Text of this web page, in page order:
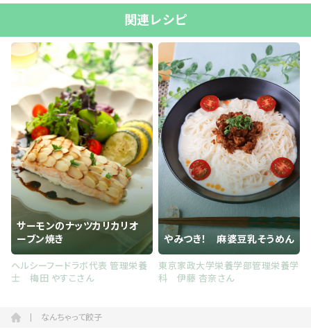
関連レシピ
サーモンのナッツカリカリオ
ーブン焼き
ヘルシーフードラボ代表 管理栄養
士 梅田 やすこさん
やみつき！ 麻婆豆乳そうめん
東京家政大学栄養学部管理栄養学
科 伊藤 杏奈さん
なんちゃって餃子